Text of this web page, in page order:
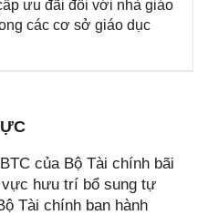
ưu đãi đối với nhà giáo
các cơ sở giáo dục
của Bộ Tài chính bãi
hưu trí bổ sung tự
Tài chính ban hành